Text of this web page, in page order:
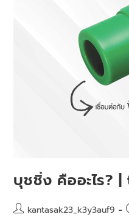
บุชชิ่ง คืออะไร?
kantasak23_k3y3auf9